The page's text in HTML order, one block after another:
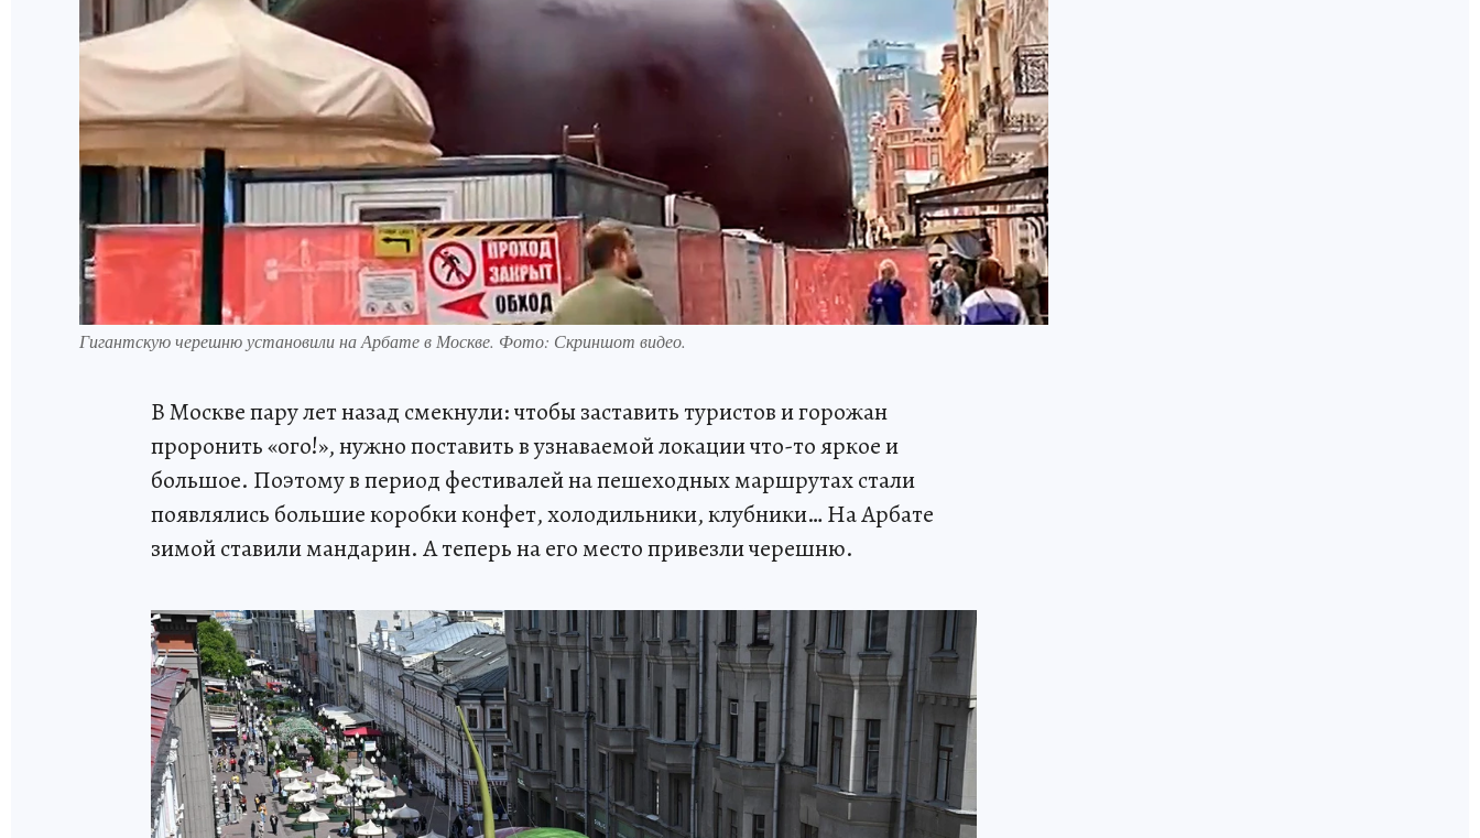
Гигантскую черешню установили на Арбате в Москве. Фото: Скриншот видео.
В Москве пару лет назад смекнули: чтобы заставить туристов и горожан
проронить «ого!», нужно поставить в узнаваемой локации что-то яркое и
большое. Поэтому в период фестивалей на пешеходных маршрутах стали
появлялись большие коробки конфет, холодильники, клубники… На Арбате
зимой ставили мандарин. А теперь на его место привезли черешню.